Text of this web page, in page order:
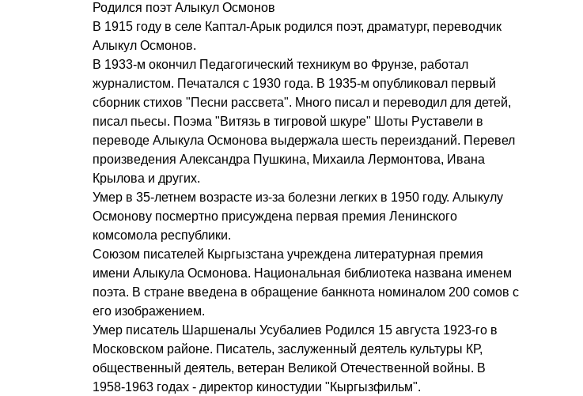
Родился поэт Алыкул Осмонов
В 1915 году в селе Каптал-Арык родился поэт, драматург, переводчик
Алыкул Осмонов.
В 1933-м окончил Педагогический техникум во Фрунзе, работал
журналистом. Печатался с 1930 года. В 1935-м опубликовал первый
сборник стихов "Песни рассвета". Много писал и переводил для детей,
писал пьесы. Поэма "Витязь в тигровой шкуре" Шоты Руставели в
переводе Алыкула Осмонова выдержала шесть переизданий. Перевел
произведения Александра Пушкина, Михаила Лермонтова, Ивана
Крылова и других.
Умер в 35-летнем возрасте из-за болезни легких в 1950 году. Алыкулу
Осмонову посмертно присуждена первая премия Ленинского
комсомола республики.
Союзом писателей Кыргызстана учреждена литературная премия
имени Алыкула Осмонова. Национальная библиотека названа именем
поэта. В стране введена в обращение банкнота номиналом 200 сомов с
его изображением.
Умер писатель Шаршеналы Усубалиев Родился 15 августа 1923-го в
Московском районе. Писатель, заслуженный деятель культуры КР,
общественный деятель, ветеран Великой Отечественной войны. В
1958-1963 годах - директор киностудии "Кыргызфильм".